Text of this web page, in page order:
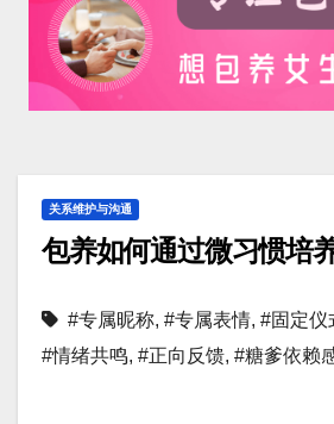
关系维护与沟通
包养如何通过微习惯培
#专属昵称, #专属表情, #固定仪
#情绪共鸣, #正向反馈, #糖爹依赖